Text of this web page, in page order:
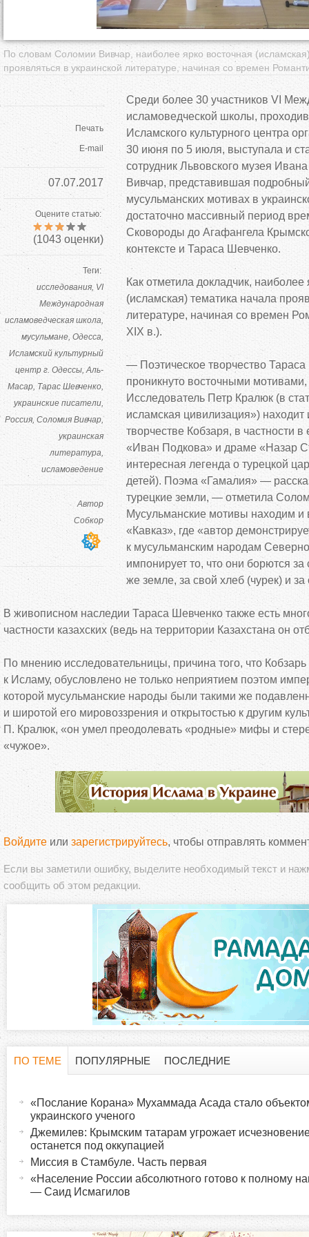
По словам Соломии Вивчар, наиболее ярко восточная
проявляться в украинской литературе, начиная со времен
Печать
E-mail
07.07.2017
Оцените статью:
(1043оценки)
Теги:
исследования VI
Международная
исламоведческая школа
мусульмане Одесса
Исламский культурный
центр г. Одессы Аль-
Масар Тарас Шевченко
украинские писатели
Россия Соломия Вивчар
украинская
литература
исламоведение
Автор
Собкор
Среди более 30 участников VI
исламоведческой школы,
Исламского культурного центра
30 июня по 5 июля, выступала и
сотрудник Львовского музея
Вивчар, представившая
мусульманских мотивах в
достаточно массивный период
Сковороды до Агафангела
контексте и Тараса Шевченко.
Как отметила докладчик, наиболее
(исламская) тематика начала
литературе, начиная со времен
XIX в.).
— Поэтическое творчество
проникнуто восточными
Исследователь Петр Кралюк (в
исламская цивилизация»)
творчестве Кобзаря, в частности
«Иван Подкова» и драме «Назар
интересная легенда о турецкой
детей). Поэма «Гамалия» —
турецкие земли, — отметила
Мусульманские мотивы находим и
«Кавказ», где «автор
к мусульманским народам
импонирует то, что они борются
же земле, за свой хлеб (чурек) и
В живописном наследии Тараса Шевченко также есть
частности казахских (ведь на территории Казахстана он
По мнению исследовательницы, причина того, что Кобзарь
к Исламу, обусловлено не только неприятием поэтом
которой мусульманские народы были такими же
и широтой его мировоззрения и открытостью к другим
П. Кралюк, «он умел преодолевать «родные» мифы и
«чужое».
Войдите или зарегистрируйтесь, чтобы отправлять
Если вы заметили ошибку, выделите необходимый текст и
сообщить об этом редакции.
з
ПО ТЕМЕ
я
в
ПОПУЛЯРНЫЕ ПОСЛЕДНИЕ
«Послание Корана» Мухаммада Асада стало
украинского ученого
Джемилев: Крымским татарам угрожает
останется под оккупацией
Миссия в Стамбуле. Часть первая
«Население России абсолютного готово к полному
— Саид Исмагилов